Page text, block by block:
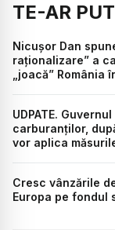
TE-AR
Nicușor Dan
raționalizare” a
„joacă”
UDPATE.
carburanților,
vor aplica
Cresc vânzările
Europa pe fondul